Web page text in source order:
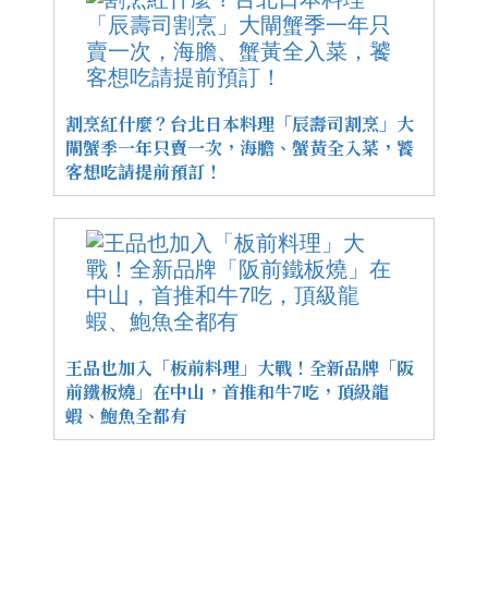
割烹紅什麼？台北日本料理「辰壽司割烹」大
閘蟹季一年只賣一次，海膽、蟹黃全入菜，饕
客想吃請提前預訂！
王品也加入「板前料理」大戰！全新品牌「阪
前鐵板燒」在中山，首推和牛7吃，頂級龍
蝦、鮑魚全都有